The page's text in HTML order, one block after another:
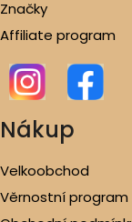
Značky
Affiliate program
Nákup
Velkoobchod
Věrnostní program